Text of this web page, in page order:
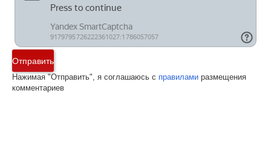
Отправить
Нажимая "Отправить", я соглашаюсь с правилами размещения
комментариев